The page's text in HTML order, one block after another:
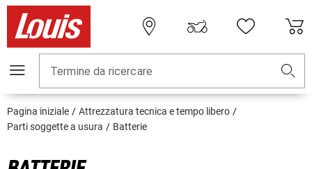
Termine da ricercare
Pagina iniziale
Attrezzatura tecnica e tempo libero
Parti soggette a usura
Batterie